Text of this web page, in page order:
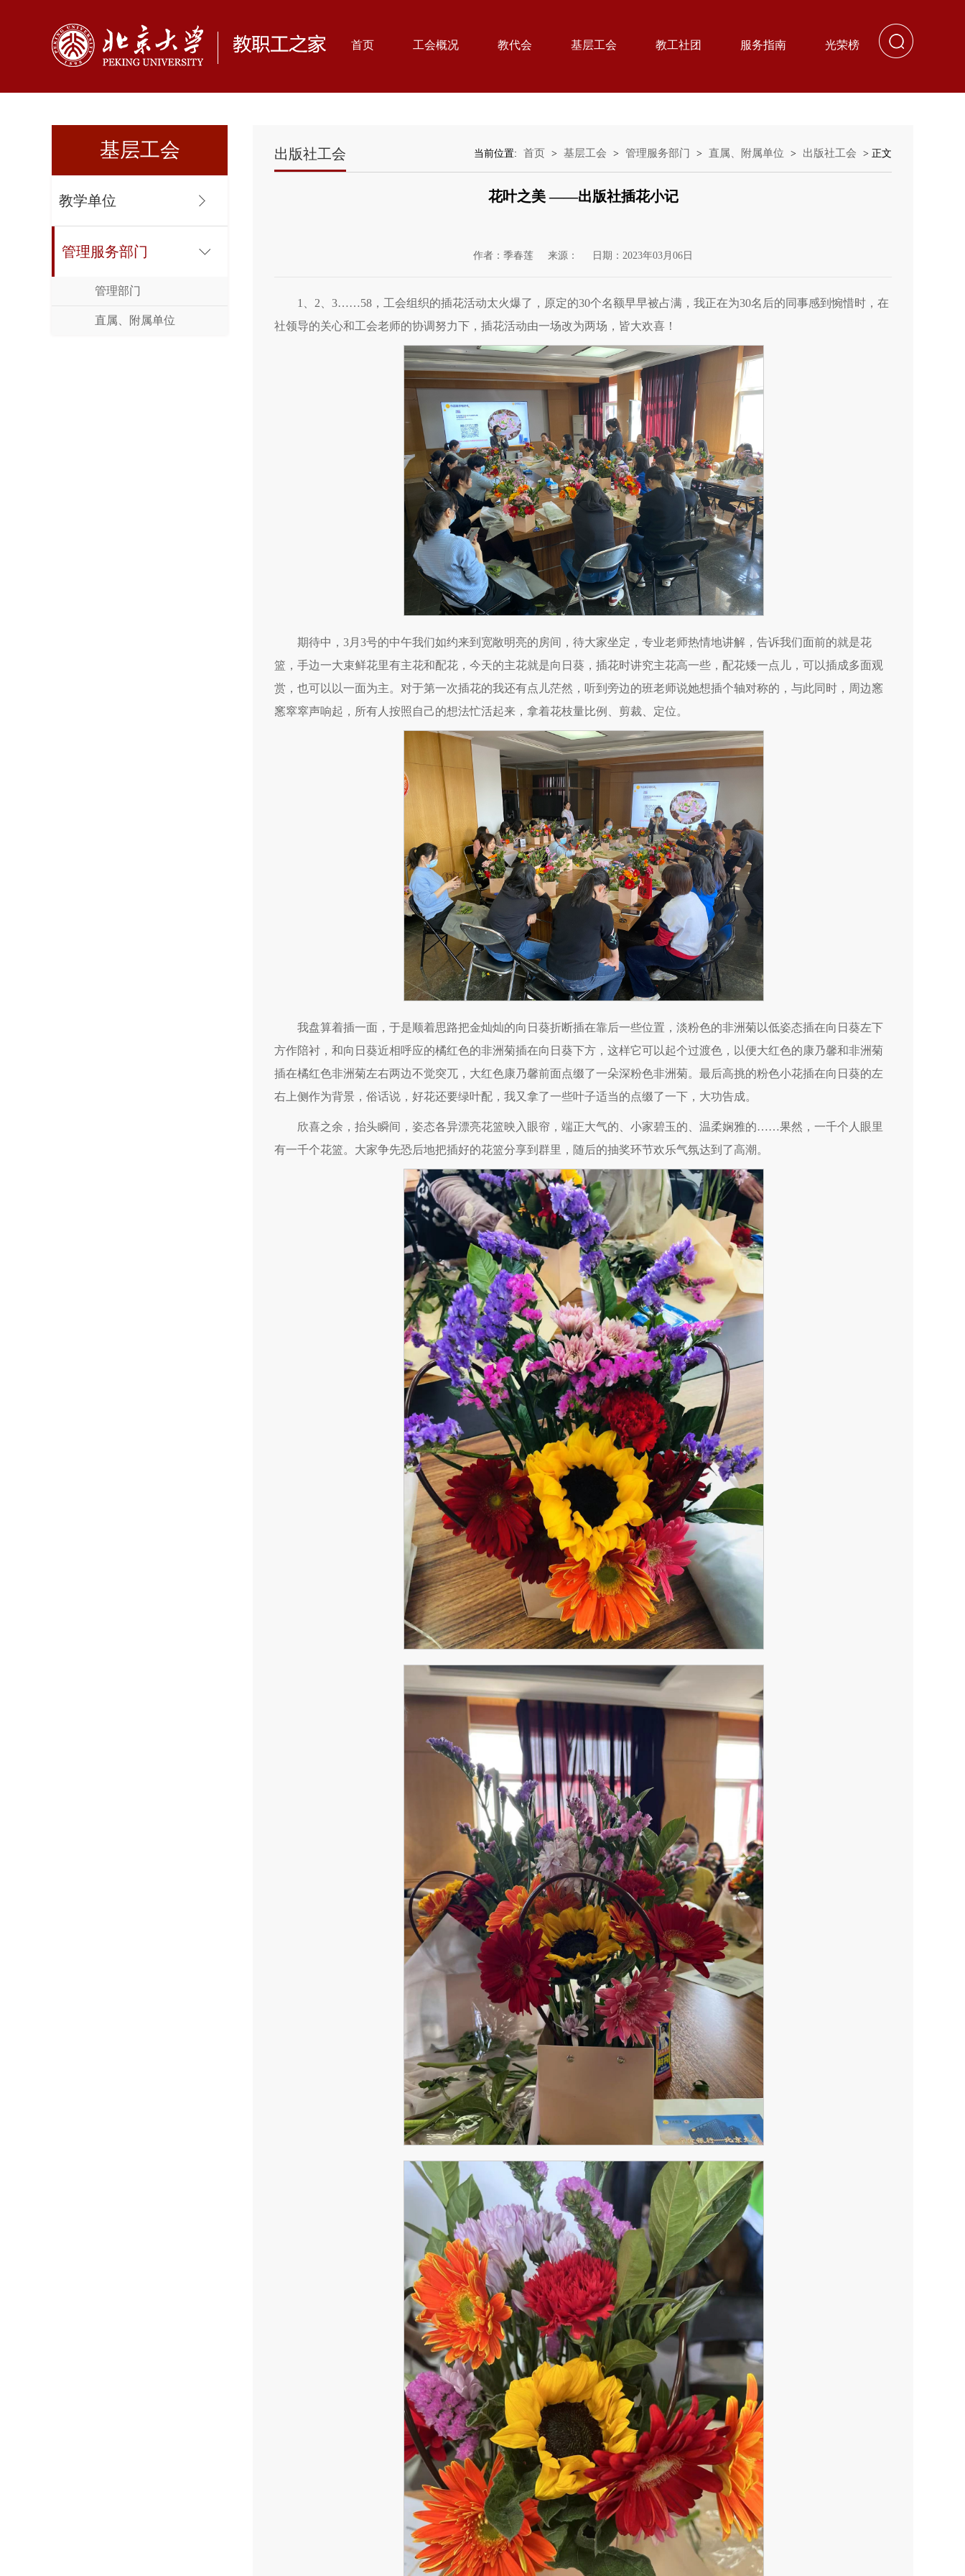
首页 工会概况 教代会 基层工会 教工社团 服务指南 光荣榜
基层工会
教学单位
管理服务部门
管理部门
直属、附属单位
出版社工会 当前位置: 首页 > 基层工会 > 管理服务部门 > 直属、附属单位 > 出版社工会 > 正文
花叶之美 ——出版社插花小记
作者：季春莲 来源： 日期：2023年03月06日
1、2、3……58，工会组织的插花活动太火爆了，原定的30个名额早早被占满，我正在为30名后的同事感到惋惜时，在
社领导的关心和工会老师的协调努力下，插花活动由一场改为两场，皆大欢喜！
期待中，3月3号的中午我们如约来到宽敞明亮的房间，待大家坐定，专业老师热情地讲解，告诉我们面前的就是花
篮，手边一大束鲜花里有主花和配花，今天的主花就是向日葵，插花时讲究主花高一些，配花矮一点儿，可以插成多面观
赏，也可以以一面为主。对于第一次插花的我还有点儿茫然，听到旁边的班老师说她想插个轴对称的，与此同时，周边窸
窸窣窣声响起，所有人按照自己的想法忙活起来，拿着花枝量比例、剪裁、定位。
我盘算着插一面，于是顺着思路把金灿灿的向日葵折断插在靠后一些位置，淡粉色的非洲菊以低姿态插在向日葵左下
方作陪衬，和向日葵近相呼应的橘红色的非洲菊插在向日葵下方，这样它可以起个过渡色，以便大红色的康乃馨和非洲菊
插在橘红色非洲菊左右两边不觉突兀，大红色康乃馨前面点缀了一朵深粉色非洲菊。最后高挑的粉色小花插在向日葵的左
右上侧作为背景，俗话说，好花还要绿叶配，我又拿了一些叶子适当的点缀了一下，大功告成。
欣喜之余，抬头瞬间，姿态各异漂亮花篮映入眼帘，端正大气的、小家碧玉的、温柔娴雅的……果然，一千个人眼里
有一千个花篮。大家争先恐后地把插好的花篮分享到群里，随后的抽奖环节欢乐气氛达到了高潮。